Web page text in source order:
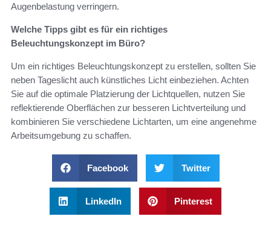
Augenbelastung verringern.
Welche Tipps gibt es für ein richtiges
Beleuchtungskonzept im Büro?
Um ein richtiges Beleuchtungskonzept zu erstellen, sollten Sie
neben Tageslicht auch künstliches Licht einbeziehen. Achten
Sie auf die optimale Platzierung der Lichtquellen, nutzen Sie
reflektierende Oberflächen zur besseren Lichtverteilung und
kombinieren Sie verschiedene Lichtarten, um eine angenehme
Arbeitsumgebung zu schaffen.
Facebook Twitter
LinkedIn Pinterest